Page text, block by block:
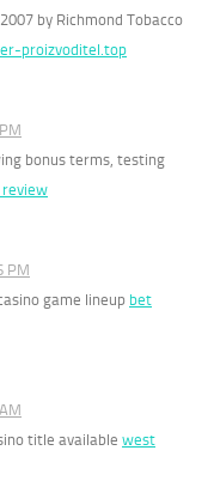
by Richmond Tobacco
proizvoditel.top
bonus terms, testing
review
PM
game lineup bet
title available west